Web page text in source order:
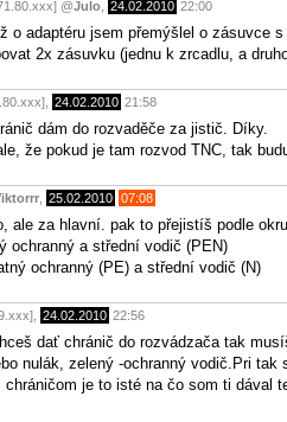
@Julo 24.02.2010 22:00
o adaptéru jsem přemýšlel o zásuvce
2x zásuvku (jednu k zrcadlu, a
24.02.2010 21:58
dám do rozvaděče za jistič. Díky.
že pokud je tam rozvod TNC, tak
25.02.2010 07:08
ale za hlavní. pak to přejistíš podle
ochranný a střední vodič (PEN)
ochranný (PE) a střední vodič (N)
24.02.2010 22:56
dať chránič do rozvádzača tak
nulák, zelený -ochranný vodič.Pri
chráničom je to isté na čo som ti dával